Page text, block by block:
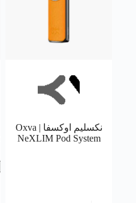
نكسليم اوكسفا | Oxva
NeXLIM Pod System